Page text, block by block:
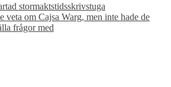
stormaktstidsskrivstuga
veta om Cajsa Warg, men inte hade de
frågor med